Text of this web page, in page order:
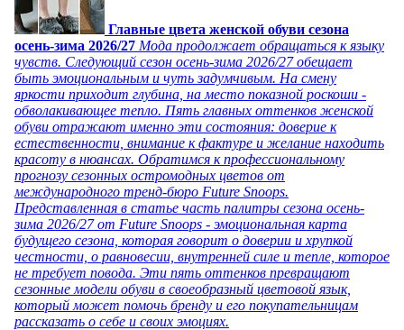
Главные цвета женской обуви сезона
осень-зима 2026/27 Мода продолжает обращаться к языку
чувств. Следующий сезон осень-зима 2026/27 обещает
быть эмоциональным и чуть задумчивым. На смену
яркости приходит глубина, на место показной роскоши -
обволакивающее тепло. Пять главных оттенков женской
обуви отражают именно эти состояния: доверие к
естественности, внимание к фактуре и желание находить
красоту в нюансах. Обратимся к профессиональному
прогнозу сезонных остромодных цветов от
международного тренд-бюро Future Snoops.
Представленная в статье часть палитры сезона осень-
зима 2026/27 от Future Snoops - эмоциональная карта
будущего сезона, которая говорит о доверии и хрупкой
честности, о равновесии, внутренней силе и тепле, которое
не требует повода. Эти пять оттенков превращают
сезонные модели обуви в своеобразный цветовой язык,
который может помочь бренду и его покупательницам
рассказать о себе и своих эмоциях.